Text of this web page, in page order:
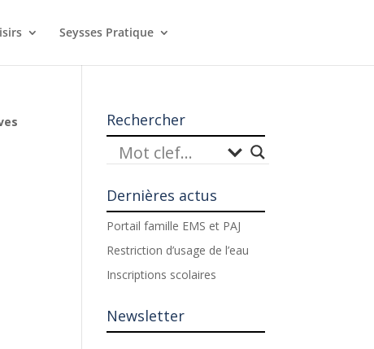
Seysses Pratique
Rechercher
Dernières actus
Portail famille EMS et PAJ
Restriction d’usage de l’eau
Inscriptions scolaires
Newsletter